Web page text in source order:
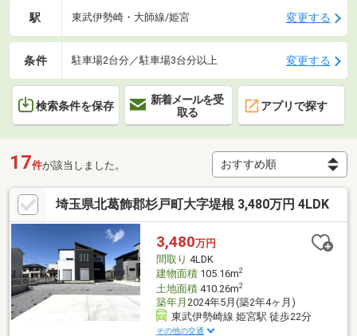
駅 東武伊勢崎・大師線/姫宮 変更する
条件 駐車場2台分／駐車場3台分以上 変更する
検索条件を保存
新着メールを受
取る
アプリで探す
17件が該当しました。
埼玉県北葛飾郡杉戸町大字堤根 3,480万円 4LDK
3,480万円
間取り 4LDK
建物面積105.16m2
土地面積410.26m2
築年月 2024年5月(築2年4ヶ月)
東武伊勢崎線 姫宮駅 徒歩22分
その他の交通